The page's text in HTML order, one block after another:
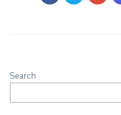
Search